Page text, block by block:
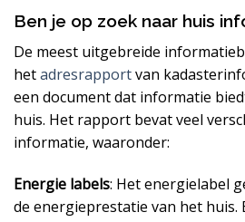
Ben je op zoek naar huis
De meest uitgebreide
hetadresrapportvan
een document dat informatie
huis. Het rapport bevat veel
informatie, waaronder:
Energie labels: Het energielabel
de energieprestatie van het huis.